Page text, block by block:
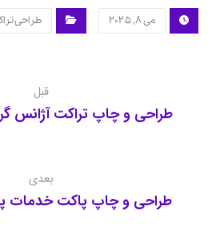
می ۸, ۲۰۲۵ طراحی
قبل
طراحی و چاپ تراکت آژانس
بعدی
طراحی و چاپ پاکت خدمات